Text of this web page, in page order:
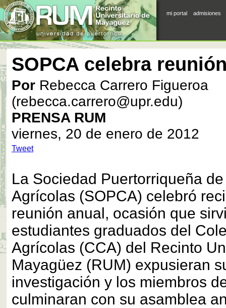
mi portal admisiones
SOPCA celebra
Por Rebecca Carrero Figueroa
(rebecca.carrero@upr.edu)
PRENSA RUM
viernes, 20 de enero de 2012
Tweet
La Sociedad Puertorriqueña
Agrícolas (SOPCA) celebró
reunión anual, ocasión que
estudiantes graduados del
Agrícolas (CCA) del Recinto
Mayagüez (RUM) expusieran
investigación y los miembros
culminaran con su asamblea